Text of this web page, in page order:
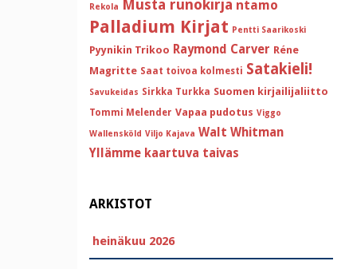
Rekola Musta runokirja ntamo
Palladium Kirjat Pentti Saarikoski
Pyynikin Trikoo Raymond Carver Réne
Magritte Saat toivoa kolmesti Satakieli!
Savukeidas Sirkka Turkka Suomen kirjailijaliitto
Tommi Melender Vapaa pudotus Viggo
Wallensköld Viljo Kajava Walt Whitman
Yllämme kaartuva taivas
ARKISTOT
heinäkuu 2026